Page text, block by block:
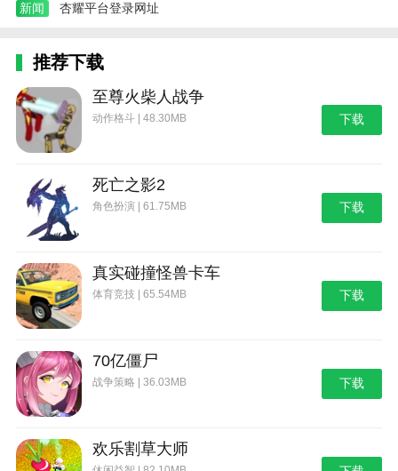
新闻 杏耀平台登录网址
推荐下载
至尊火柴人战争
动作格斗 | 48.30MB 下载
死亡之影2
角色扮演 | 61.75MB 下载
真实碰撞怪兽卡车
体育竞技 | 65.54MB 下载
70亿僵尸
战争策略 | 36.03MB 下载
欢乐割草大师